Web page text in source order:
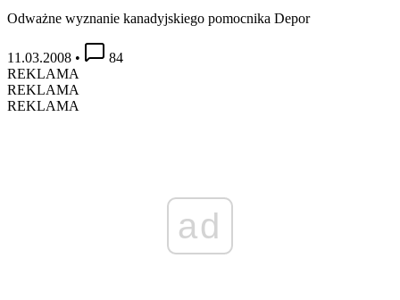
Odważne wyznanie kanadyjskiego pomocnika Depor
11.03.2008 •
84
REKLAMA
REKLAMA
REKLAMA
ad